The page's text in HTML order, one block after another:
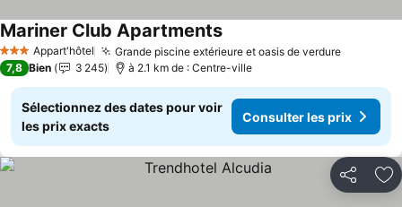
3 ÉtoilesAppart'hôtel Grande piscine extérieure et oasis de verdure
Mariner Club Apartments
7,8 Bien 3 245 à 2.1 km de : Centre-ville
Sélectionnez des dates pour voir
les prix exacts
Consulter les prix
Partager